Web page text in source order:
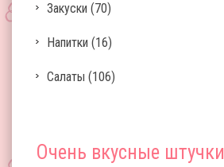
Закуски (70)
Напитки (16)
Салаты (106)
Очень вкусные штучки